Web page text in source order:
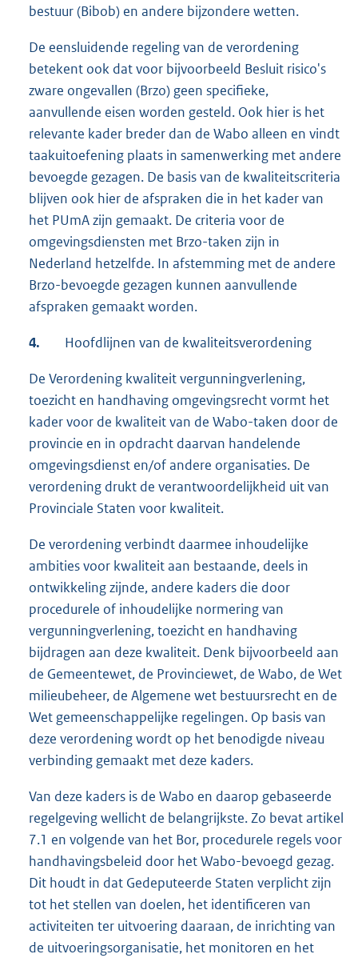
bestuur (Bibob) en andere bijzondere wetten.
De eensluidende regeling van de verordening
betekent ook dat voor bijvoorbeeld Besluit risico's
zware ongevallen (Brzo) geen specifieke,
aanvullende eisen worden gesteld. Ook hier is het
relevante kader breder dan de Wabo alleen en vindt
taakuitoefening plaats in samenwerking met andere
bevoegde gezagen. De basis van de kwaliteitscriteria
blijven ook hier de afspraken die in het kader van
het PUmA zijn gemaakt. De criteria voor de
omgevingsdiensten met Brzo-taken zijn in
Nederland hetzelfde. In afstemming met de andere
Brzo-bevoegde gezagen kunnen aanvullende
afspraken gemaakt worden.
4. Hoofdlijnen van de kwaliteitsverordening
De Verordening kwaliteit vergunningverlening,
toezicht en handhaving omgevingsrecht vormt het
kader voor de kwaliteit van de Wabo-taken door de
provincie en in opdracht daarvan handelende
omgevingsdienst en/of andere organisaties. De
verordening drukt de verantwoordelijkheid uit van
Provinciale Staten voor kwaliteit.
De verordening verbindt daarmee inhoudelijke
ambities voor kwaliteit aan bestaande, deels in
ontwikkeling zijnde, andere kaders die door
procedurele of inhoudelijke normering van
vergunningverlening, toezicht en handhaving
bijdragen aan deze kwaliteit. Denk bijvoorbeeld aan
de Gemeentewet, de Provinciewet, de Wabo, de Wet
milieubeheer, de Algemene wet bestuursrecht en de
Wet gemeenschappelijke regelingen. Op basis van
deze verordening wordt op het benodigde niveau
verbinding gemaakt met deze kaders.
Van deze kaders is de Wabo en daarop gebaseerde
regelgeving wellicht de belangrijkste. Zo bevat artikel
7.1 en volgende van het Bor, procedurele regels voor
handhavingsbeleid door het Wabo-bevoegd gezag.
Dit houdt in dat Gedeputeerde Staten verplicht zijn
tot het stellen van doelen, het identificeren van
activiteiten ter uitvoering daaraan, de inrichting van
de uitvoeringsorganisatie, het monitoren en het